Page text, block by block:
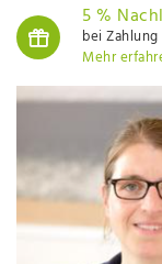
5 %
bei
Mehr